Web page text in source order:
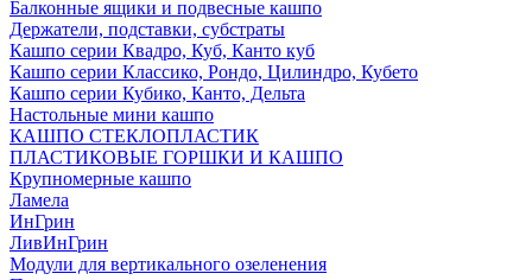
Балконные ящики и подвесные кашпо
Держатели, подставки, субстраты
Кашпо серии Квадро, Куб, Канто куб
Кашпо серии Классико, Рондо, Цилиндро, Кубето
Кашпо серии Кубико, Канто, Дельта
Настольные мини кашпо
КАШПО СТЕКЛОПЛАСТИК
ПЛАСТИКОВЫЕ ГОРШКИ И КАШПО
Крупномерные кашпо
Ламела
ИнГрин
ЛивИнГрин
Модули для вертикального озеленения